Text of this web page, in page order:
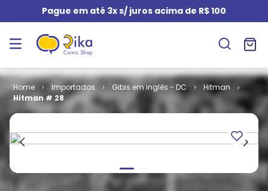
Pague em até 3x s/ juros acima de R$ 100
Importados Gibis em inglês - DC
Hitman
Hitman # 28